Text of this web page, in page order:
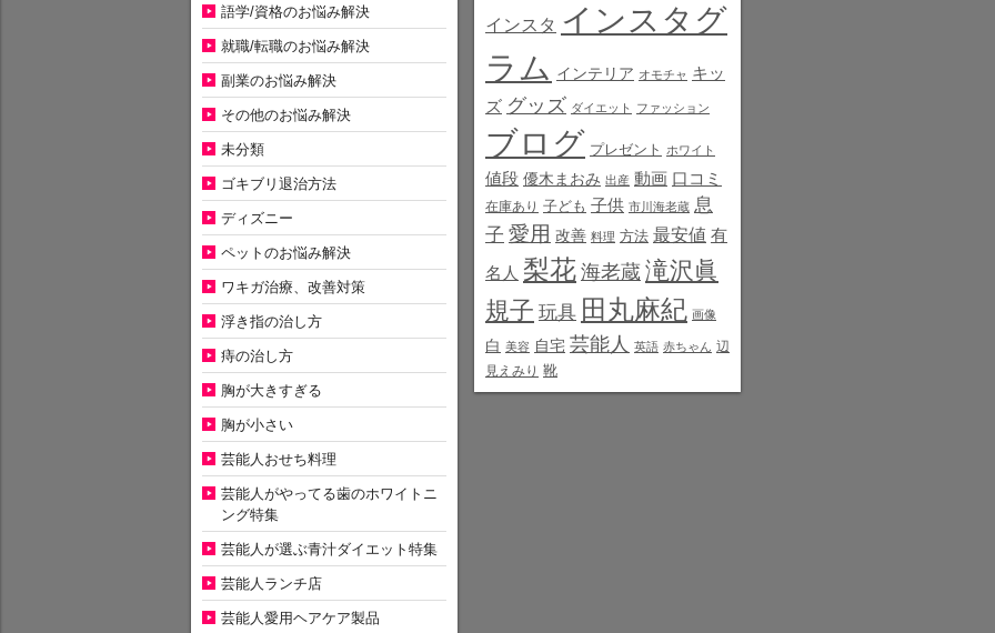
語学/資格のお悩み解決
就職/転職のお悩み解決
副業のお悩み解決
その他のお悩み解決
未分類
ゴキブリ退治方法
ディズニー
ペットのお悩み解決
ワキガ治療、改善対策
浮き指の治し方
痔の治し方
胸が大きすぎる
胸が小さい
芸能人おせち料理
芸能人がやってる歯のホワイトニ
ング特集
芸能人が選ぶ青汁ダイエット特集
芸能人ランチ店
芸能人愛用ヘアケア製品
インスタ インスタグ
ラム インテリア オモチャ キッ
ズ グッズ ダイエット ファッション
ブログ プレゼント ホワイト
値段 優木まおみ 出産 動画 口コミ
在庫あり 子ども 子供 市川海老蔵 息
子 愛用 改善 料理 方法 最安値 有
名人 梨花 海老蔵 滝沢眞
規子 玩具 田丸麻紀 画像
白 美容 自宅 芸能人 英語 赤ちゃん 辺
見えみり 靴